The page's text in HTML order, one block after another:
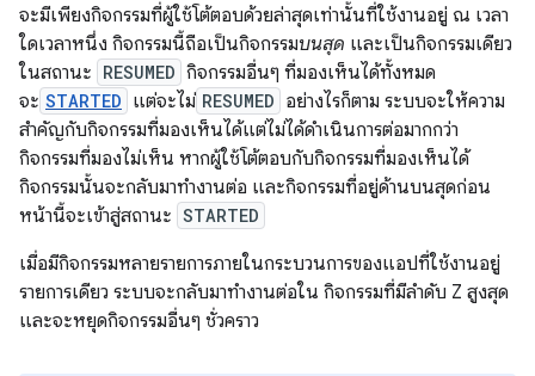
จะมีเพียงกิจกรรมที่ผู้ใช้โต้ตอบด้วยล่าสุดเท่านั้นที่ใช้งานอยู่ ณ เวลา
ใดเวลาหนึ่ง กิจกรรมนี้ถือเป็นกิจกรรมบนสุด และเป็นกิจกรรมเดียว
ในสถานะ RESUMED กิจกรรมอื่นๆ ที่มองเห็นได้ทั้งหมด
จะ STARTED แต่จะไม่ RESUMED อย่างไรก็ตาม ระบบจะให้ความ
สำคัญกับกิจกรรมที่มองเห็นได้แต่ไม่ได้ดำเนินการต่อมากกว่า
กิจกรรมที่มองไม่เห็น หากผู้ใช้โต้ตอบกับกิจกรรมที่มองเห็นได้
กิจกรรมนั้นจะกลับมาทำงานต่อ และกิจกรรมที่อยู่ด้านบนสุดก่อน
หน้านี้จะเข้าสู่สถานะ STARTED
เมื่อมีกิจกรรมหลายรายการภายในกระบวนการของแอปที่ใช้งานอยู่
รายการเดียว ระบบจะกลับมาทำงานต่อใน กิจกรรมที่มีลำดับ Z สูงสุด
และจะหยุดกิจกรรมอื่นๆ ชั่วคราว